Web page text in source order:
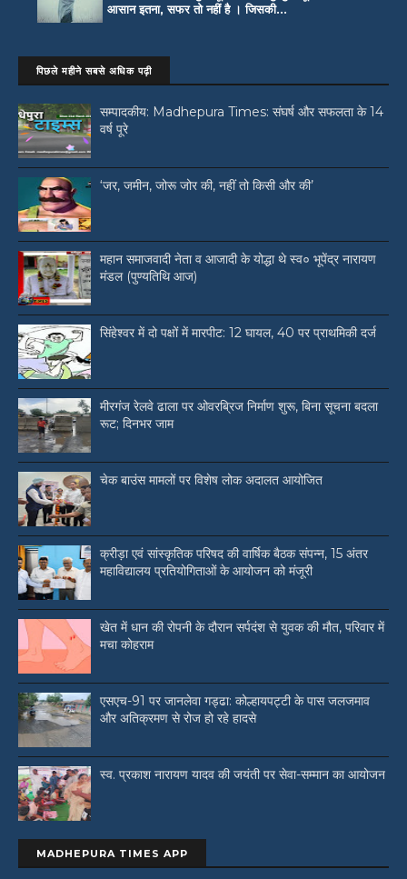
आसान इतना, सफर तो नहीं है । जिसकी...
पिछले महीने सबसे अधिक पढ़ी
सम्पादकीय: Madhepura Times: संघर्ष और सफलता के 14
वर्ष पूरे
‘जर, जमीन, जोरू जोर की, नहीं तो किसी और की’
महान समाजवादी नेता व आजादी के योद्धा थे स्व० भूपेंद्र नारायण
मंडल (पुण्यतिथि आज)
सिंहेश्वर में दो पक्षों में मारपीट: 12 घायल, 40 पर प्राथमिकी दर्ज
मीरगंज रेलवे ढाला पर ओवरब्रिज निर्माण शुरू, बिना सूचना बदला
रूट; दिनभर जाम
चेक बाउंस मामलों पर विशेष लोक अदालत आयोजित
क्रीड़ा एवं सांस्कृतिक परिषद की वार्षिक बैठक संपन्न, 15 अंतर
महाविद्यालय प्रतियोगिताओं के आयोजन को मंजूरी
खेत में धान की रोपनी के दौरान सर्पदंश से युवक की मौत, परिवार में
मचा कोहराम
एसएच-91 पर जानलेवा गड्ढा: कोल्हायपट्टी के पास जलजमाव
और अतिक्रमण से रोज हो रहे हादसे
स्व. प्रकाश नारायण यादव की जयंती पर सेवा-सम्मान का आयोजन
MADHEPURA TIMES APP